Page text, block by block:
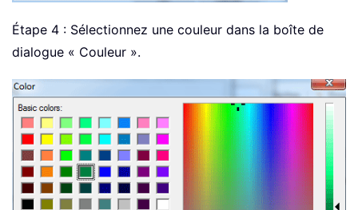
Étape 4 : Sélectionnez une couleur dans la boîte de
dialogue « Couleur ».